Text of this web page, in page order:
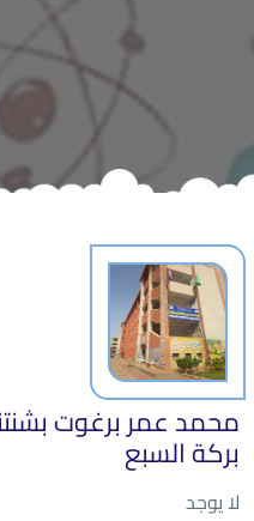
محمد عمر برغوت
بركة السبع
لا يوجد